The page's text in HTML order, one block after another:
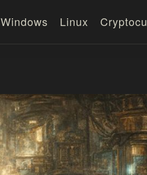
Windows Linux